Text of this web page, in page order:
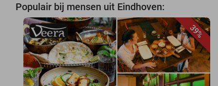
Populair bij mensen uit Eindhoven:
39%